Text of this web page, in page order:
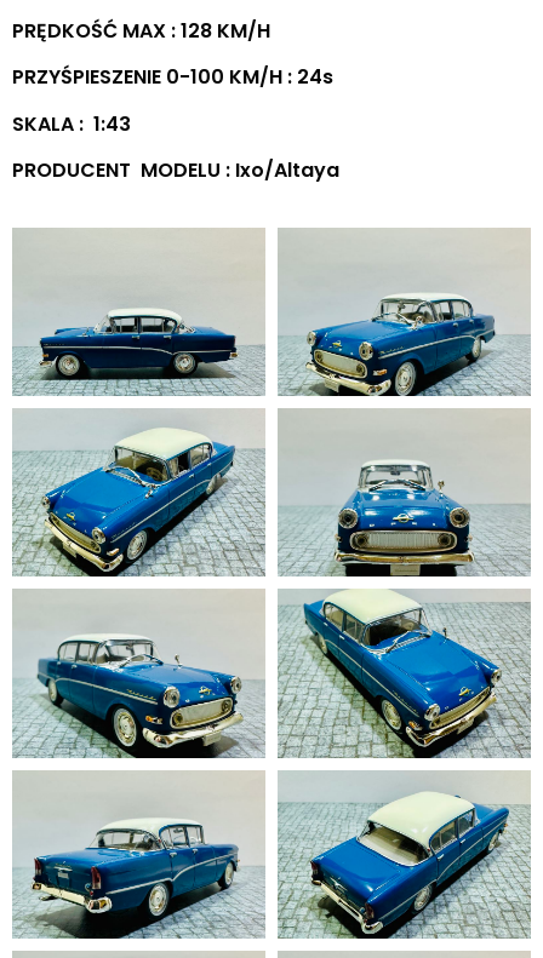
PRĘDKOŚĆ MAX : 128 KM/H
PRZYŚPIESZENIE 0-100 KM/H : 24s
SKALA : 1:43
PRODUCENT MODELU : Ixo/Altaya